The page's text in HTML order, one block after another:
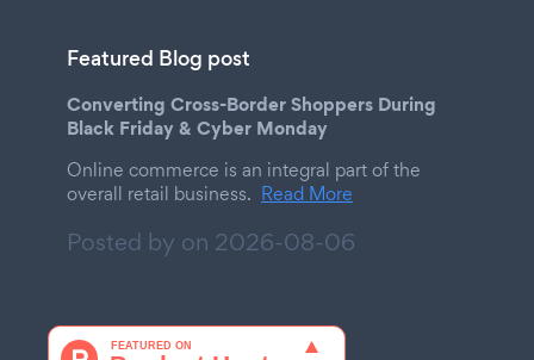
Featured Blog post
Converting Cross-Border Shoppers During
Black Friday & Cyber Monday
Online commerce is an integral part of the
overall retail business. Read More
Posted by on 2026-08-06